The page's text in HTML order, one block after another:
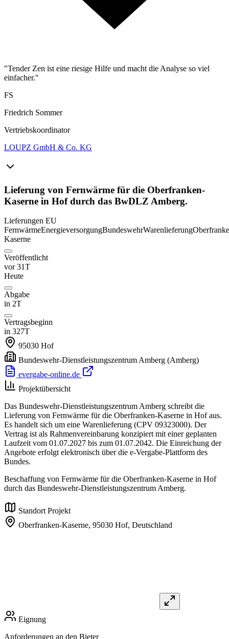
"Tender Zen ist eine riesige Hilfe und macht die Analyse so viel
einfacher."
FS
Friedrich Sommer
Vertriebskoordinator
LOUPZ GmbH & Co. KG
Lieferung von Fernwärme für die Oberfranken-
Kaserne in Hof durch das BwDLZ Amberg.
Lieferungen EU
FernwärmeEnergieversorgungBundeswehrWarenlieferung
Kaserne
Veröffentlicht
vor 31T
Heute
Abgabe
in 2T
Vertragsbeginn
in 327T
95030 Hof
Bundeswehr-Dienstleistungszentrum Amberg (Amberg)
evergabe-online.de
Projektübersicht
Das Bundeswehr-Dienstleistungszentrum Amberg schreibt die
Lieferung von Fernwärme für die Oberfranken-Kaserne in Hof aus.
Es handelt sich um eine Warenlieferung (CPV 09323000). Der
Vertrag ist als Rahmenvereinbarung konzipiert mit einer geplanten
Laufzeit vom 01.07.2027 bis zum 01.07.2042. Die Einreichung der
Angebote erfolgt elektronisch über die e-Vergabe-Plattform des
Bundes.
Beschaffung von Fernwärme für die Oberfranken-Kaserne in Hof
durch das Bundeswehr-Dienstleistungszentrum Amberg.
Standort Projekt
Oberfranken-Kaserne, 95030 Hof, Deutschland
Eignung
Anforderungen an den Bieter